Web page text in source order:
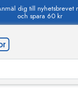
dig till nyhetsbrevet
och spara 60 kr